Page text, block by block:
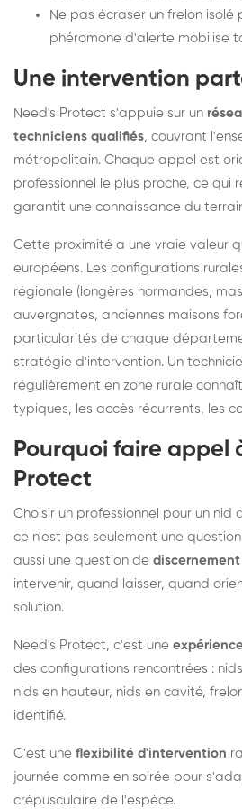
Ne pas écraser un frelon isolé
phéromone d'alerte mobilise
Une intervention
Need's Protect s'appuie sur un
techniciens qualifiés, couvrant
métropolitain. Chaque appel est
professionnel le plus proche, ce qui
garantit une connaissance du
Cette proximité a une vraie valeur
européens. Les configurations
régionale (longères normandes,
auvergnates, anciennes maisons
particularités de chaque
stratégie d'intervention. Un
régulièrement en zone rurale
typiques, les accès récurrents, les
Pourquoi faire appel
Protect
Choisir un professionnel pour un nid
ce n'est pas seulement une
aussi une question de discernement
intervenir, quand laisser, quand
solution.
Need's Protect, c'est une
des configurations rencontrées :
nids en hauteur, nids en cavité,
identifié.
C'est une flexibilité d'intervention
journée comme en soirée pour
crépusculaire de l'espèce.